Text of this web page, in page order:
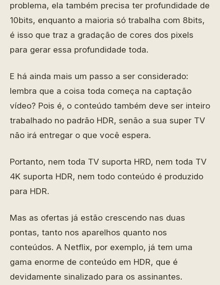
problema, ela também precisa ter profundidade de
10bits, enquanto a maioria só trabalha com 8bits,
é isso que traz a gradação de cores dos pixels
para gerar essa profundidade toda.
E há ainda mais um passo a ser considerado:
lembra que a coisa toda começa na captação
vídeo? Pois é, o conteúdo também deve ser inteiro
trabalhado no padrão HDR, senão a sua super TV
não irá entregar o que você espera.
Portanto, nem toda TV suporta HRD, nem toda TV
4K suporta HDR, nem todo conteúdo é produzido
para HDR.
Mas as ofertas já estão crescendo nas duas
pontas, tanto nos aparelhos quanto nos
conteúdos. A Netflix, por exemplo, já tem uma
gama enorme de conteúdo em HDR, que é
devidamente sinalizado para os assinantes.